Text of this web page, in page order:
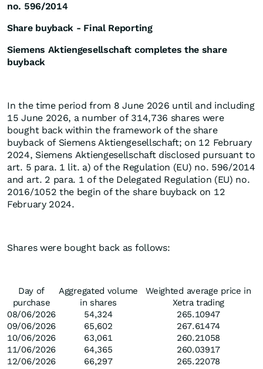
no. 596/2014
Share buyback - Final Reporting
Siemens Aktiengesellschaft completes the share
buyback
In the time period from 8 June 2026 until and including
15 June 2026, a number of 314,736 shares were
bought back within the framework of the share
buyback of Siemens Aktiengesellschaft; on 12 February
2024, Siemens Aktiengesellschaft disclosed pursuant to
art. 5 para. 1 lit. a) of the Regulation (EU) no. 596/2014
and art. 2 para. 1 of the Delegated Regulation (EU) no.
2016/1052 the begin of the share buyback on 12
February 2024.
Shares were bought back as follows:
Day of
purchase
Aggregated volume
in shares
Weighted average price in
Xetra trading
08/06/2026
54,324
265.10947
09/06/2026
65,602
267.61474
10/06/2026
63,061
260.21058
11/06/2026
64,365
260.03917
12/06/2026
66,297
265.22078